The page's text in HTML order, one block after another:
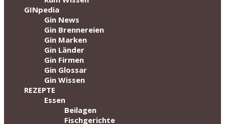
GINpedia
Gin News
Gin Brennereien
Gin Marken
Gin Länder
Gin Firmen
Gin Glossar
Gin Wissen
REZEPTE
Essen
Beilagen
Fischgerichte